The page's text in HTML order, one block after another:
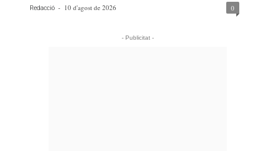
Redacció - 10 d'agost de 2026 0
- Publicitat -